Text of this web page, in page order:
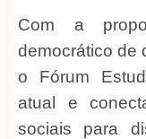
Com a
democrático de
o Fórum
atual e
sociais para